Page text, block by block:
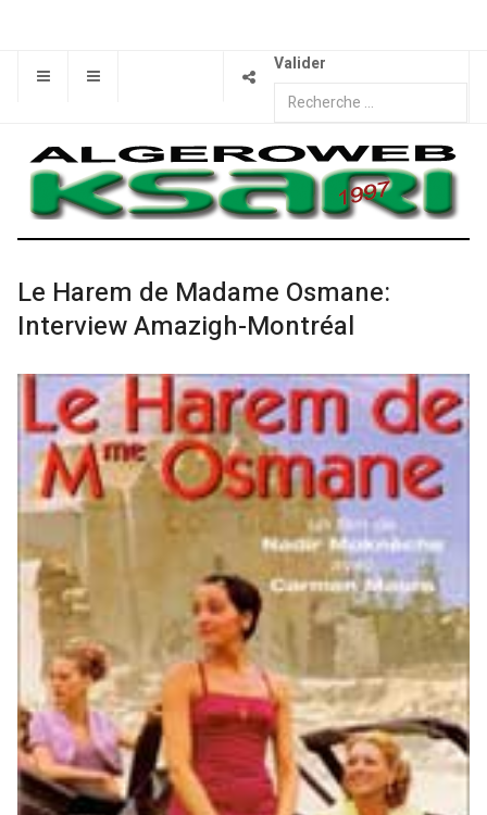
Valider
Le Harem de Madame Osmane:
Interview Amazigh-Montréal